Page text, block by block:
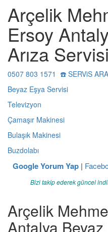
Arçelik
Ersoy
Arıza Servisi
0507 803 1571 ☎️ SERViS ARA
Beyaz Eşya Servisi
Televizyon
Çamaşır Makinesi
Bulaşık Makinesi
Buzdolabı
Google Yorum Yap|
Bizi takip ederek güncel
Arçelik
Antalya Beyaz